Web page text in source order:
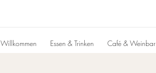
Willkommen Essen & Trinken Café & Weinbar